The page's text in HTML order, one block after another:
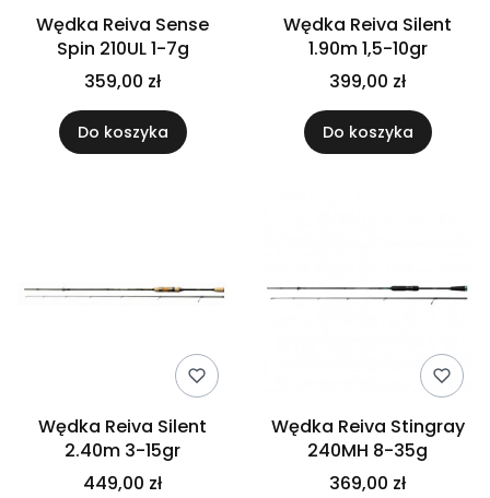
Wędka Reiva Sense
Spin 210UL 1-7g
359,00 zł
Do koszyka
Wędka Reiva Silent
1.90m 1,5-10gr
399,00 zł
Do koszyka
Wędka Reiva Silent
2.40m 3-15gr
449,00 zł
Wędka Reiva Stingray
240MH 8-35g
369,00 zł